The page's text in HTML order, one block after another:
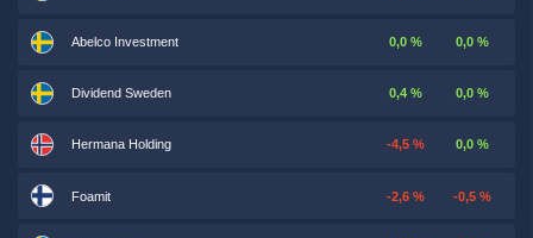
Abelco Investment 0,0 % 0,0 %
Dividend Sweden 0,4 % 0,0 %
Hermana Holding -4,5 % 0,0 %
Foamit -2,6 % -0,5 %